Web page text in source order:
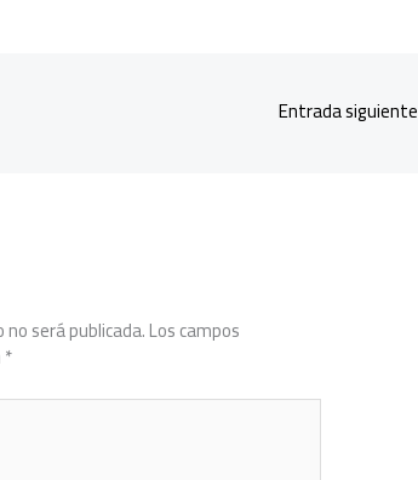
Entrada siguiente
será publicada.Los campos
*